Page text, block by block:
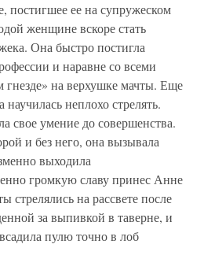
постигшее ее на супружеском
женщине вскоре стать
Она быстро постигла
и наравне со всеми
гнезде» на верхушке мачты. Еще
неплохо стрелять.
свое умение до совершенства.
и без него, она вызывала
выходила
громкую славу принес Анне
стрелялись на рассвете после
за выпивкой в таверне, и
пулю точно в лоб